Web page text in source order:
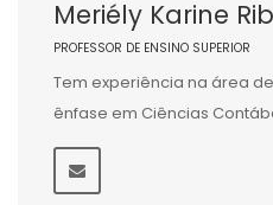
Meriély Karine
PROFESSOR DE ENSINO SUPERIOR
Tem experiência na área
ênfase em Ciências